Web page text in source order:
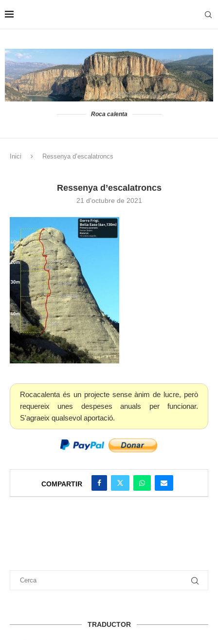
Roca calenta
Inici Ressenya d’escalatroncs
Ressenya d’escalatroncs
21 d'octubre de 2021
Rocacalenta és un projecte sense ànim de lucre, però
requereix unes despeses anuals per funcionar.
S'agraeix qualsevol aportació.
COMPARTIR
TRADUCTOR